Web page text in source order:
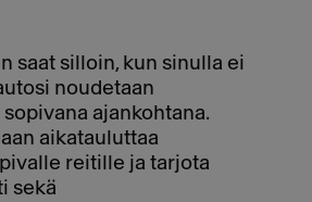
saat silloin, kun sinulla ei
noudetaan
ajankohtana.
aikatauluttaa
reitille ja tarjota
sekä